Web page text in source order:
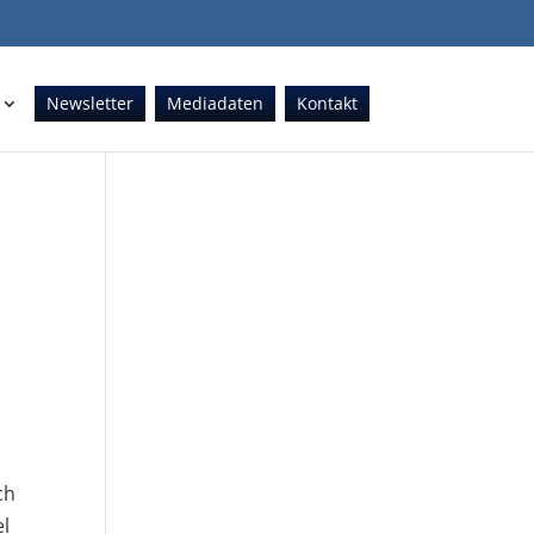
Newsletter Mediadaten Kontakt